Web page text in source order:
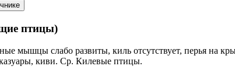
птицы)
мышцы слабо развиты, киль отсутствует, перья на
киви. Ср. Килевые птицы.